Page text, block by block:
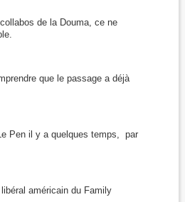
de la Douma, ce ne
que le passage a déjà
Pen il y a quelques temps, par
américain du Family